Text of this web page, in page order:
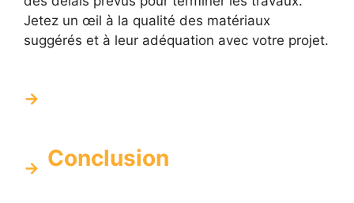
Jetez un œil à la qualité des matériaux
suggérés et à leur adéquation avec votre projet.
Conclusion